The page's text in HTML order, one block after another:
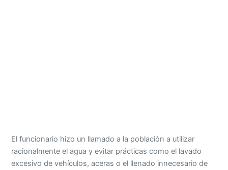
El funcionario hizo un llamado a la población a utilizar
racionalmente el agua y evitar prácticas como el lavado
excesivo de vehículos, aceras o el llenado innecesario de